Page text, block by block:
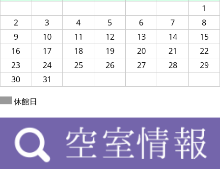
1
2
3 4 5 6 7
8
9
10 11 12 13 14
15
16
17 18 19 20 21
22
23
24 25 26 27 28
29
30
31
休館日